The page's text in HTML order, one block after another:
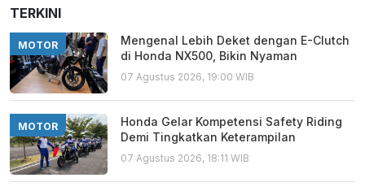
TERKINI
MOTOR
Mengenal Lebih Deket dengan E-Clutch
di Honda NX500, Bikin Nyaman
07 Agustus 2026, 19:00 WIB
MOTOR
Honda Gelar Kompetensi Safety Riding
Demi Tingkatkan Keterampilan
07 Agustus 2026, 18:11 WIB